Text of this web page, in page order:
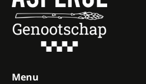
Menu